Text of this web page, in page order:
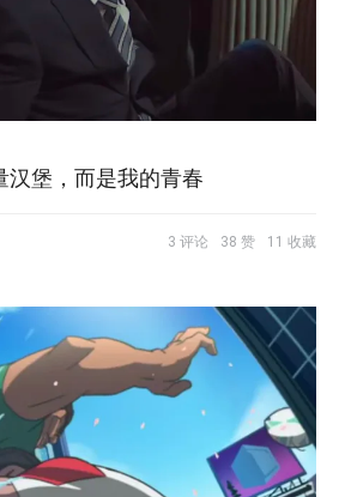
汉堡，而是我的青春
3 评论 38 赞 11 收藏